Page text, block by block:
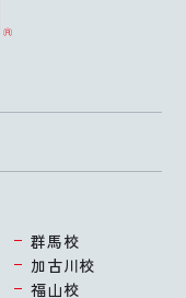
群馬校
加古川校
福山校